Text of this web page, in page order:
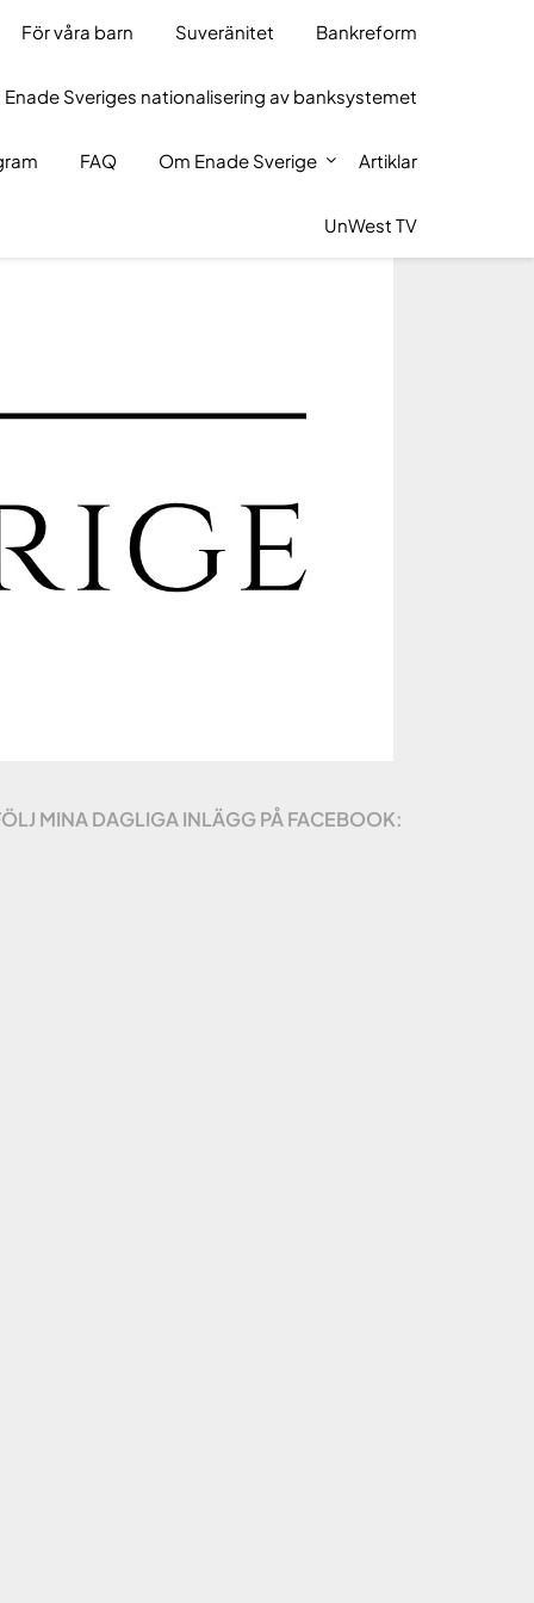
För våra barn Suveränitet Bankreform
Sveriges nationalisering av banksystemet
FAQ Om Enade Sverige Artiklar
UnWest TV
MINA DAGLIGA INLÄGG PÅ FACEBOOK: